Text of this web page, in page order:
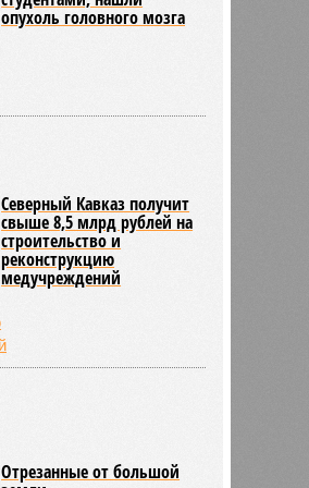
опухоль головного мозга
Северный Кавказ получит
свыше 8,5 млрд рублей на
строительство и
реконструкцию
медучреждений
Отрезанные от большой